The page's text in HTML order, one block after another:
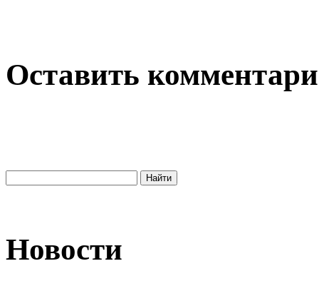
Оставить
Новости